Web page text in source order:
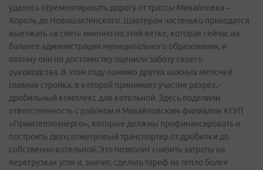
удалось отремонтировать дорогу от трассы Михайловка –
Хороль до Новошахтинского. Шахтерам частенько приходится
выезжать «в свет» именно по этой ветке, которая сейчас на
балансе администрации муниципального образования, и
потому они по достоинству оценили заботу своего
руководства. В этом году помимо других важных мелочей
главная стройка, в которой принимает участие разрез, -
дробильный комплекс для котельной. Здесь поделили
ответственность с районом и Михайловским филиалом КГУП
«Примтеплоэнерго», которые должны профинансировать и
построить двухсотметровый транспортер от дробилки до
собственно котельной. Это позволит снизить затраты на
перегрузках угля и, значит, сделать тариф на тепло более